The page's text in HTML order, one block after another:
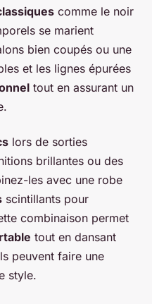
comme le noir
se marient
bien coupés ou une
et les lignes épurées
tout en assurant un
lors de sorties
brillantes ou des
les avec une robe
scintillants pour
combinaison permet
tout en dansant
peuvent faire une
style.